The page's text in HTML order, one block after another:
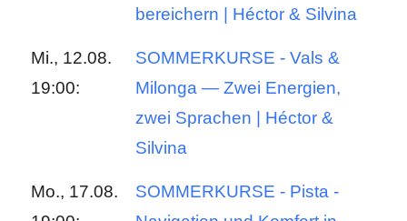
bereichern | Héctor & Silvina
Mi., 12.08.
19:00:
SOMMERKURSE - Vals &
Milonga — Zwei Energien,
zwei Sprachen | Héctor &
Silvina
Mo., 17.08.
SOMMERKURSE - Pista -